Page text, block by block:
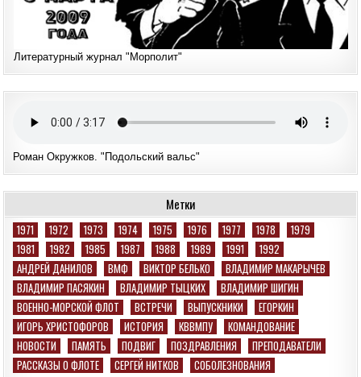
Литературный журнал "Морполит"
Роман Окружков. "Подольский вальс"
Метки
1971 1972 1973 1974 1975 1976 1977 1978
1979
1981
1982 1985 1987 1988 1989 1991
1992
АНДРЕЙ ДАНИЛОВ
ВМФ ВИКТОР БЕЛЬКО
ВЛАДИМИР МАКАРЫЧЕВ
ВЛАДИМИР ПАСЯКИН
ВЛАДИМИР ТЫЦКИХ
ВЛАДИМИР ШИГИН
ВОЕННО-МОРСКОЙ ФЛОТ
ВСТРЕЧИ ВЫПУСКНИКИ
ЕГОРКИН
ИГОРЬ ХРИСТОФОРОВ
ИСТОРИЯ КВВМПУ
КОМАНДОВАНИЕ
НОВОСТИ
ПАМЯТЬ ПОДВИГ ПОЗДРАВЛЕНИЯ
ПРЕПОДАВАТЕЛИ
РАССКАЗЫ О ФЛОТЕ
СЕРГЕЙ НИТКОВ
СОБОЛЕЗНОВАНИЯ